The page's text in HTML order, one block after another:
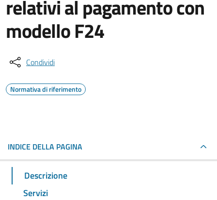
relativi al pagamento con
modello F24
Condividi
Normativa di riferimento
INDICE DELLA PAGINA
Descrizione
Servizi